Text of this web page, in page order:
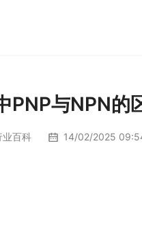
PNP与NPN的
业百科 14/02/2025